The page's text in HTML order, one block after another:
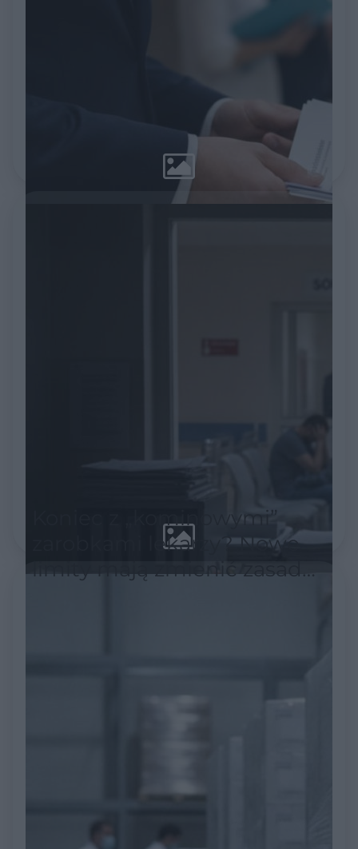
Koniec z „kominowymi”
zarobkami lekarzy? Nowe
limity mają zmienić zasady